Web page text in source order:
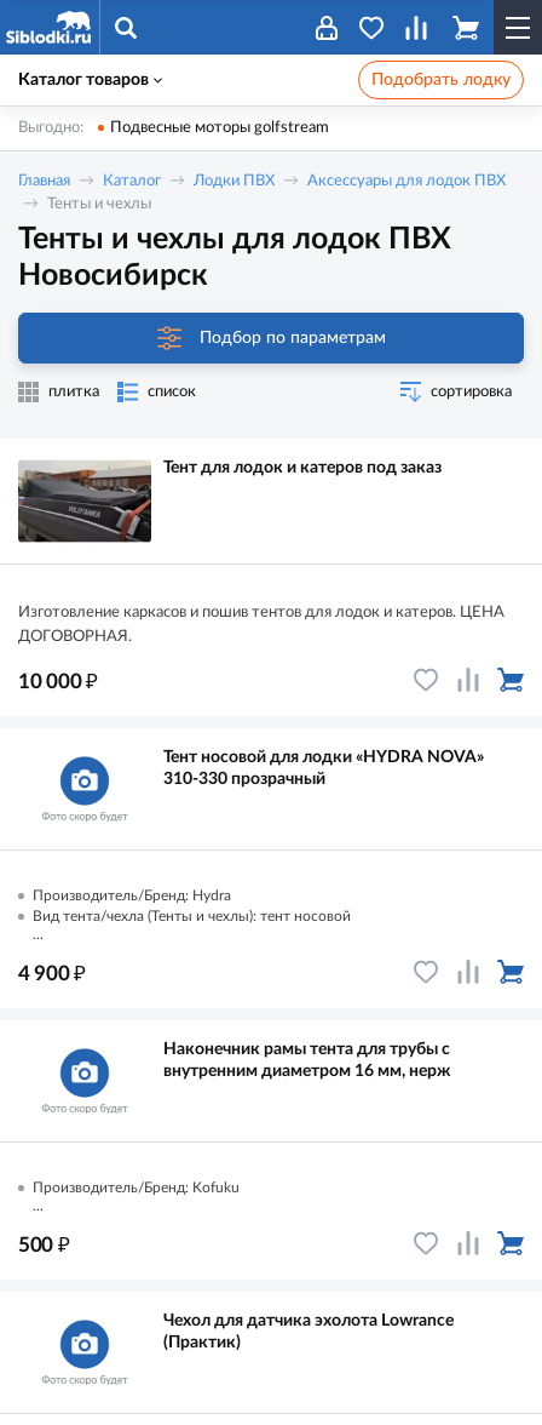
Каталог товаров Подобрать лодку
Выгодно: Подвесные моторы golfstream
Главная Каталог Лодки ПВХ
Аксессуары для лодок ПВХ
Тенты и чехлы
Тенты и чехлы для лодок ПВХ
Новосибирск
Подбор по параметрам
плитка список сортировка
Тент для лодок и катеров под заказ
Изготовление каркасов и пошив тентов для лодок и катеров. ЦЕНА
ДОГОВОРНАЯ.
10 000₽
Тент носовой для лодки «HYDRA NOVA»
310-330 прозрачный
Производитель/Бренд: Hydra
Вид тента/чехла (Тенты и чехлы): тент носовой
...
4 900₽
Наконечник рамы тента для трубы с
внутренним диаметром 16 мм, нерж
Производитель/Бренд: Kofuku
...
500 ₽
Чехол для датчика эхолота Lowrance
(Практик)